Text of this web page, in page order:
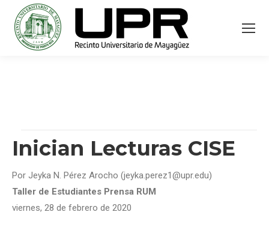
Inician Lecturas CISE
Por Jeyka N. Pérez Arocho (jeyka.perez1@upr.edu)
Taller de Estudiantes Prensa RUM
viernes, 28 de febrero de 2020